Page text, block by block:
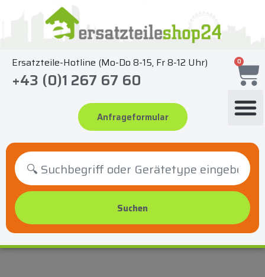
springen
Ersatzteile-Hotline (Mo-Do 8-15, Fr 8-12 Uhr)
+43 (0)1 267 67 60
Anfrageformular
0